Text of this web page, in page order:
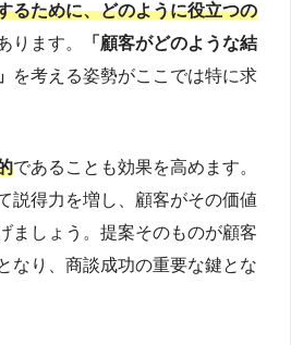
るために、どのように役立つの
ります。
「顧客がどのような結
を考える姿勢がここでは特に求
であることも効果を高めます。
説得力を増し、顧客がその価値
ましょう。提案そのものが顧客
なり、商談成功の重要な鍵とな